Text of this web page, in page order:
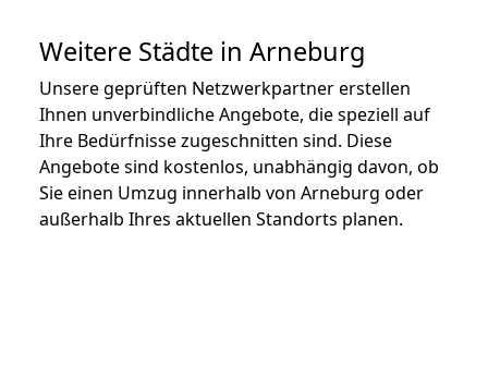
Weitere Städte in Arneburg
Unsere geprüften Netzwerkpartner erstellen
Ihnen unverbindliche Angebote, die speziell auf
Ihre Bedürfnisse zugeschnitten sind. Diese
Angebote sind kostenlos, unabhängig davon, ob
Sie einen Umzug innerhalb von Arneburg oder
außerhalb Ihres aktuellen Standorts planen.